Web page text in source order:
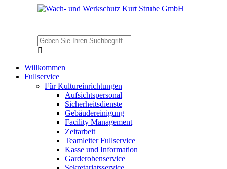
Willkommen
Fullservice
Für Kultureinrichtungen
Aufsichtspersonal
Sicherheitsdienste
Gebäudereinigung
Facility Management
Zeitarbeit
Teamleiter Fullservice
Kasse und Information
Garderobenservice